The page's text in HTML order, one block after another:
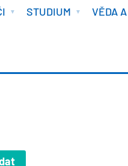
STUDIUM VĚDA